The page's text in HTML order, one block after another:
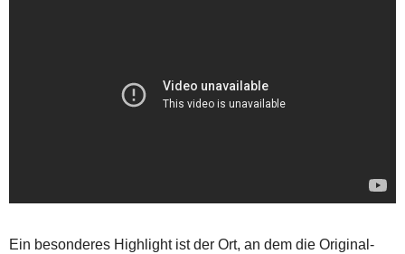
Ein besonderes Highlight ist der Ort, an dem die Original-